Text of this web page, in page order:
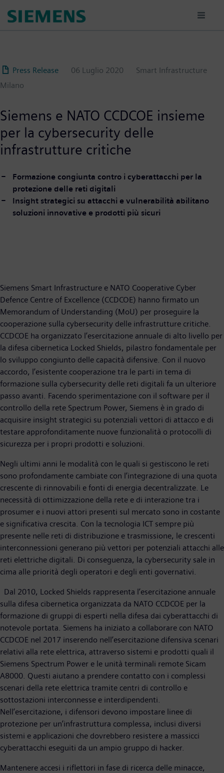
Press Release 06 Luglio 2020
Smart Infrastructure
Milano
Siemens e NATO CCDCOE insieme
per la cybersecurity delle
infrastrutture critiche
Formazione congiunta contro i cyberattacchi per la
protezione delle reti digitali
Insight strategici su attacchi e vulnerabilità abilitano
soluzioni innovative e prodotti più sicuri
Siemens Smart Infrastructure e NATO Cooperative Cyber
Defence Centre of Excellence (CCDCOE) hanno firmato un
Memorandum of Understanding (MoU) per proseguire la
cooperazione sulla cybersecurity delle infrastrutture critiche.
CCDCOE ha organizzato l’esercitazione annuale di alto livello per
la difesa cibernetica Locked Shields, pilastro fondamentale per
lo sviluppo congiunto delle capacità difensive. Con il nuovo
accordo, l’esistente cooperazione tra le parti in tema di
formazione sulla cybersecurity delle reti digitali fa un ulteriore
passo avanti. Facendo sperimentazione con il software per il
controllo della rete Spectrum Power, Siemens è in grado di
acquisire insight strategici su potenziali vettori di attacco e di
testare approfonditamente nuove funzionalità o protocolli di
sicurezza per i propri prodotti e soluzioni.
Negli ultimi anni le modalità con le quali si gestiscono le reti
sono profondamente cambiate con l’integrazione di una quota
crescente di rinnovabili e fonti di energia decentralizzate. Le
necessità di ottimizzazione della rete e di interazione tra i
prosumer e i nuovi attori presenti sul mercato sono in costante
e significativa crescita. Con la tecnologia ICT sempre più
presente nelle reti di distribuzione e trasmissione, le crescenti
interconnessioni generano più vettori per potenziali attacchi alle
reti elettriche digitali. Di conseguenza, la cybersecurity sale in
cima alle priorità degli operatori e degli enti governativi.
Dal 2010, Locked Shields rappresenta l’esercitazione annuale
sulla difesa cibernetica organizzata da NATO CCDCOE per la
formazione di gruppi di esperti nella difesa dai cyberattacchi di
notevole portata. Siemens ha iniziato a collaborare con NATO
CCDCOE nel 2017 inserendo nell’esercitazione difensiva scenari
relativi alla rete elettrica, attraverso sistemi e prodotti quali il
Siemens Spectrum Power e le unità terminali remote Sicam
A8000. Questi aiutano a prendere contatto con i complessi
scenari della rete elettrica tramite centri di controllo e
sottostazioni interconnesse e interdipendenti.
Nell’esercitazione, i difensori devono impostare linee di
protezione per un’infrastruttura complessa, inclusi diversi
sistemi e applicazioni che dovrebbero resistere a massicci
cyberattacchi eseguiti da un ampio gruppo di hacker.
Mantenere accesi i riflettori in fase di ricerca delle minacce,